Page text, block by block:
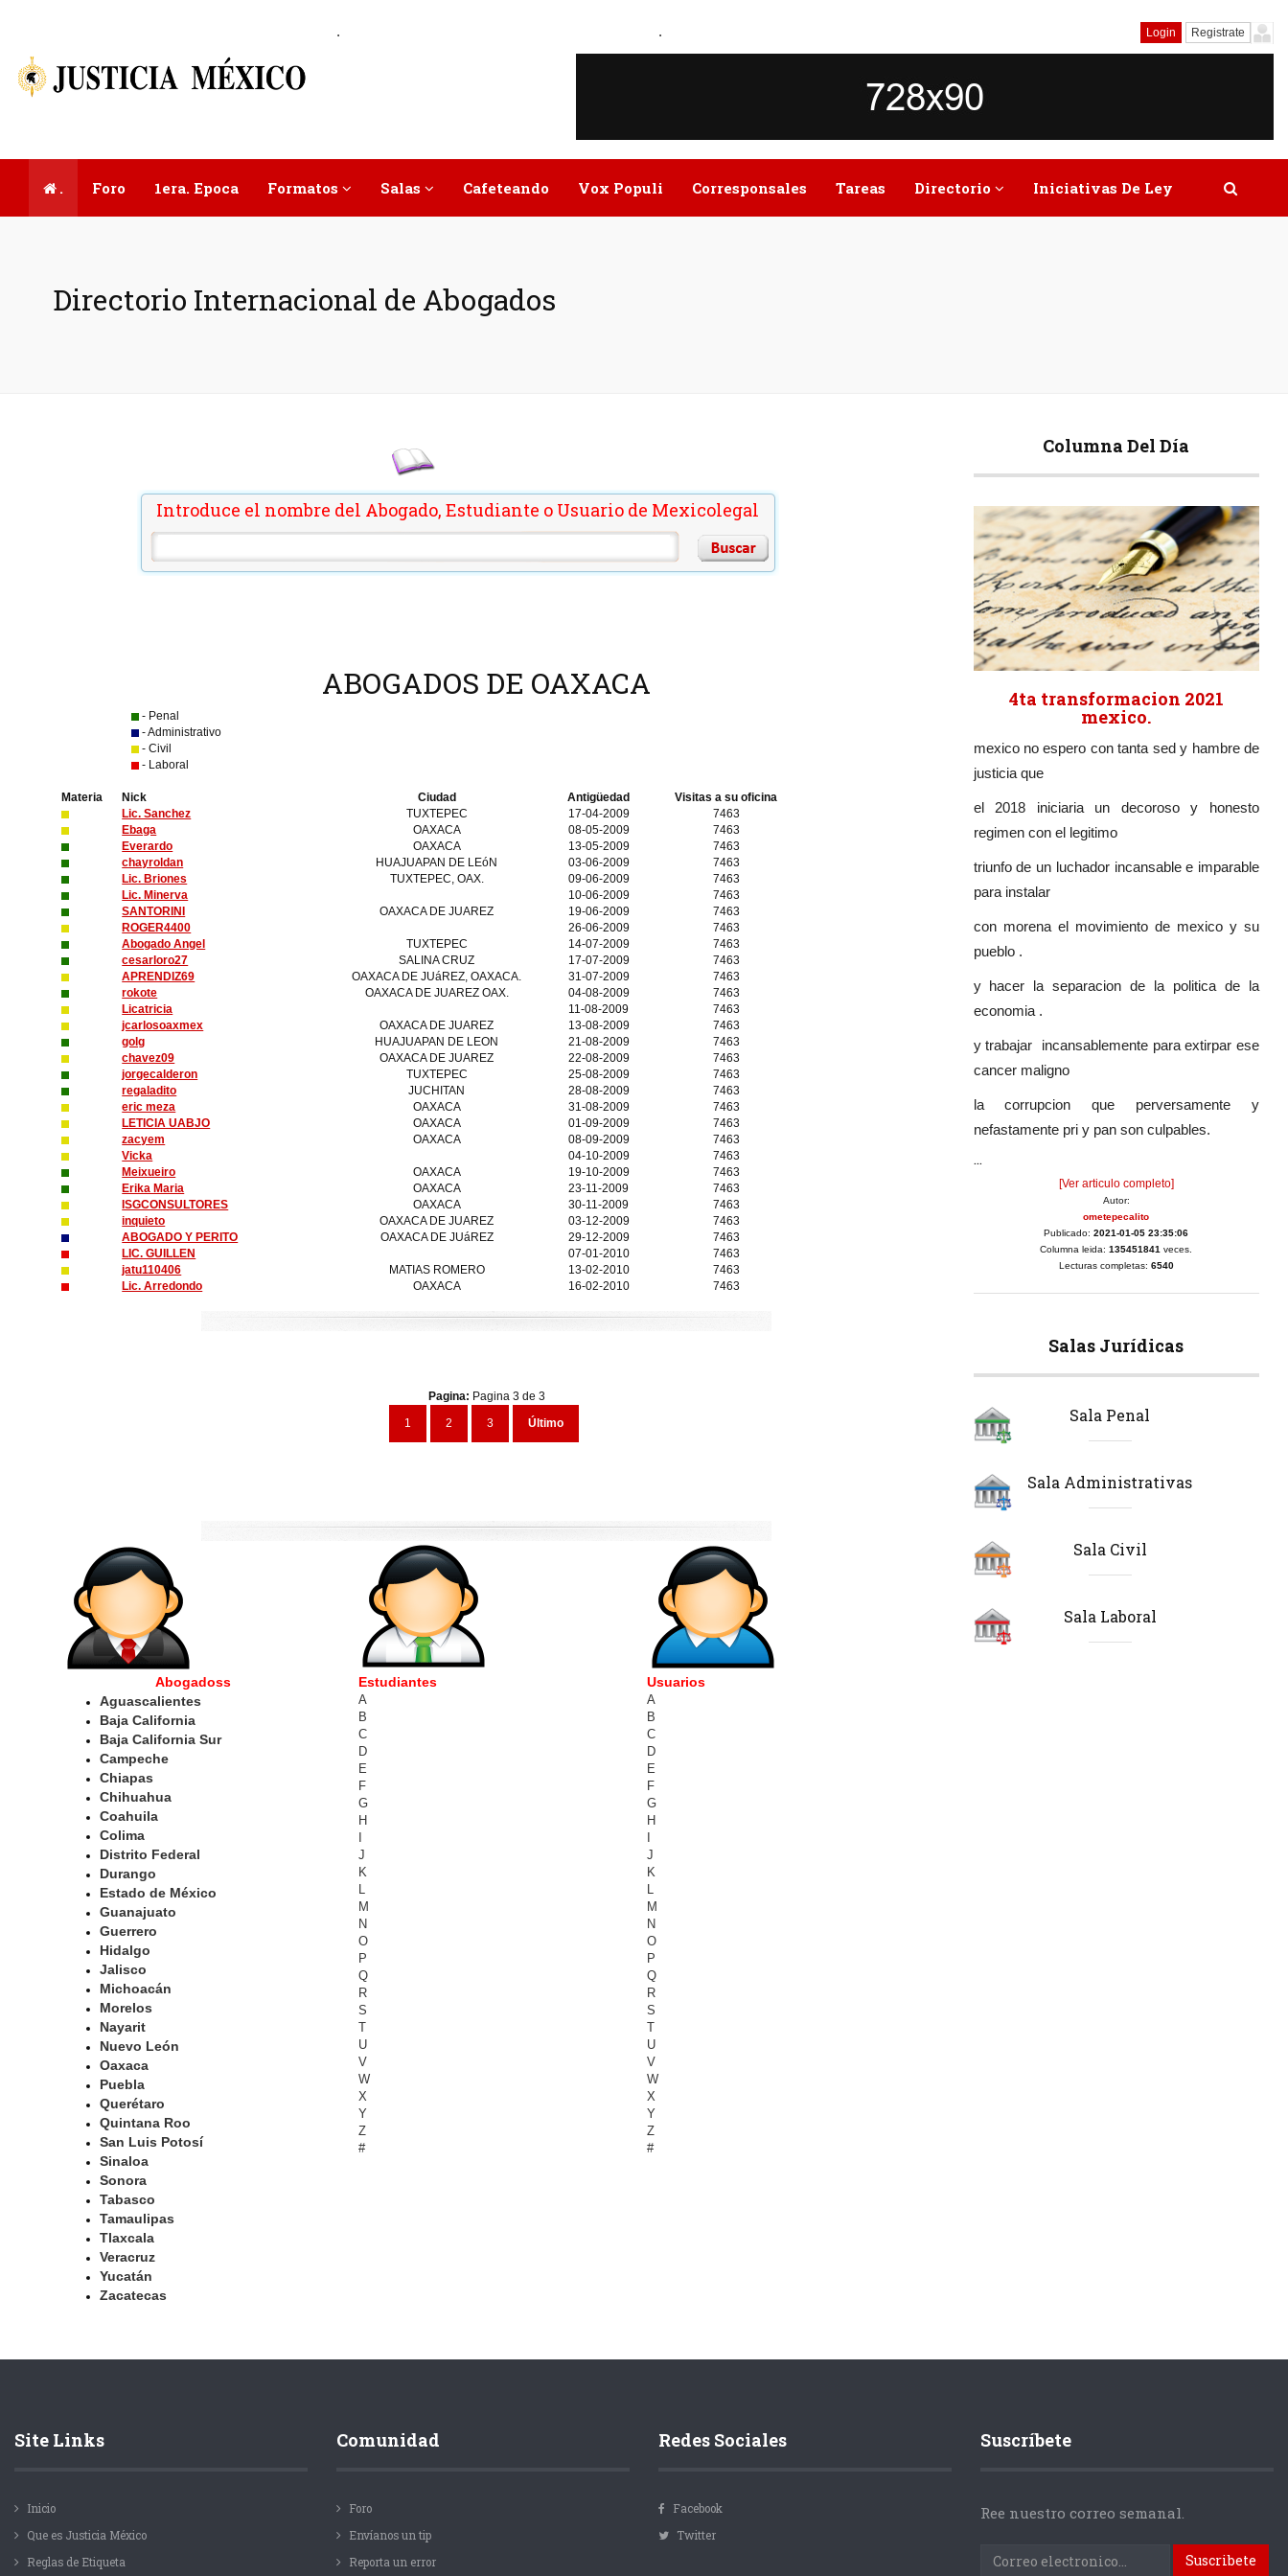
. . Login Registrate
. Foro 1era. Epoca Formatos Salas Cafeteando Vox Populi Corresponsales Tareas Directorio Iniciativas De Ley
Directorio Internacional de Abogados
Introduce el nombre del Abogado, Estudiante o Usuario de Mexicolegal
ABOGADOS DE OAXACA
- Penal
- Administrativo
- Civil
- Laboral
Materia Nick Ciudad Antigüedad
Visitas a su oficina
Lic. Sanchez
TUXTEPEC 17-04-2009
7463
Ebaga
OAXACA 08-05-2009
7463
Everardo
OAXACA 13-05-2009
7463
chayroldan
HUAJUAPAN DE LEóN 03-06-2009
7463
Lic. Briones
TUXTEPEC, OAX. 09-06-2009
7463
Lic. Minerva
10-06-2009
7463
SANTORINI
OAXACA DE JUAREZ 19-06-2009
7463
ROGER4400
26-06-2009
7463
Abogado Angel
TUXTEPEC 14-07-2009
7463
cesarloro27
SALINA CRUZ 17-07-2009
7463
APRENDIZ69
OAXACA DE JUáREZ, OAXACA. 31-07-2009
7463
rokote
OAXACA DE JUAREZ OAX. 04-08-2009
7463
Licatricia
11-08-2009
7463
jcarlosoaxmex
OAXACA DE JUAREZ 13-08-2009
7463
golg
HUAJUAPAN DE LEON 21-08-2009
7463
chavez09
OAXACA DE JUAREZ 22-08-2009
7463
jorgecalderon
TUXTEPEC 25-08-2009
7463
regaladito
JUCHITAN 28-08-2009
7463
eric meza
OAXACA 31-08-2009
7463
LETICIA UABJO
OAXACA 01-09-2009
7463
zacyem
OAXACA 08-09-2009
7463
Vicka
04-10-2009
7463
Meixueiro
OAXACA 19-10-2009
7463
Erika Maria
OAXACA 23-11-2009
7463
ISGCONSULTORES
OAXACA 30-11-2009
7463
inquieto
OAXACA DE JUAREZ 03-12-2009
7463
ABOGADO Y PERITO
OAXACA DE JUáREZ 29-12-2009
7463
LIC. GUILLEN
07-01-2010
7463
jatu110406
MATIAS ROMERO 13-02-2010
7463
Lic. Arredondo
OAXACA 16-02-2010 7463
Pagina: Pagina 3 de 3
1
2 3 Último
Abogadoss Estudiantes
Usuarios
Aguascalientes
Baja California
Baja California Sur
Campeche
Chiapas
Chihuahua
Coahuila
Colima
Distrito Federal
Durango
Estado de México
Guanajuato
Guerrero
Hidalgo
Jalisco
Michoacán
Morelos
Nayarit
Nuevo León
Oaxaca
Puebla
Querétaro
Quintana Roo
San Luis Potosí
Sinaloa
Sonora
Tabasco
Tamaulipas
Tlaxcala
Veracruz
Yucatán
Zacatecas
A
B
C
D
E
F
G
H
J
K
L
M
N
O
P
Q
R
S
T
U
V
W
X
Y
Z
#
A
B
C
D
E
F
G
H
J
K
L
M
N
O
P
Q
R
S
T
U
V
W
X
Y
Z
#
Columna Del Día
4ta transformacion 2021
mexico.
mexico no espero con tanta sed y hambre de
justicia que
el 2018 iniciaria un decoroso y honesto
regimen con el legitimo
triunfo de un luchador incansable e imparable
para instalar
con morena el movimiento de mexico y su
pueblo .
y hacer la separacion de la politica de la
economia .
y trabajar incansablemente para extirpar ese
cancer maligno
la corrupcion que perversamente y
nefastamente pri y pan son culpables.
...
[Ver articulo completo]
Autor:
ometepecalito
Publicado:2021-01-05 23:35:06
Columna leida:135451841 veces.
Lecturas completas: 6540
Salas Jurídicas
Sala Penal
Sala Administrativas
Sala Civil
Sala Laboral
Site Links
Inicio
Que es Justicia México
Reglas de Etiqueta
Comunidad
Foro
Envíanos un tip
Reporta un error
Redes Sociales
Facebook
Twitter
Suscríbete
Ree nuestro correo semanal.